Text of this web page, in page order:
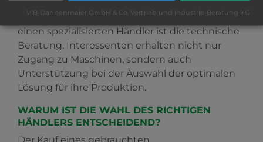
VIB-Dannenmaier GmbH & Co. Vertrieb und Industrie-Beratung KG
Ein entscheidender Vorteil beim Kauf über
einen spezialisierten Händler ist die technische
Beratung. Interessenten erhalten nicht nur
Zugang zu Maschinen, sondern auch
Unterstützung bei der Auswahl der optimalen
Lösung für ihre Produktion.
WARUM IST DIE WAHL DES RICHTIGEN
HÄNDLERS ENTSCHEIDEND?